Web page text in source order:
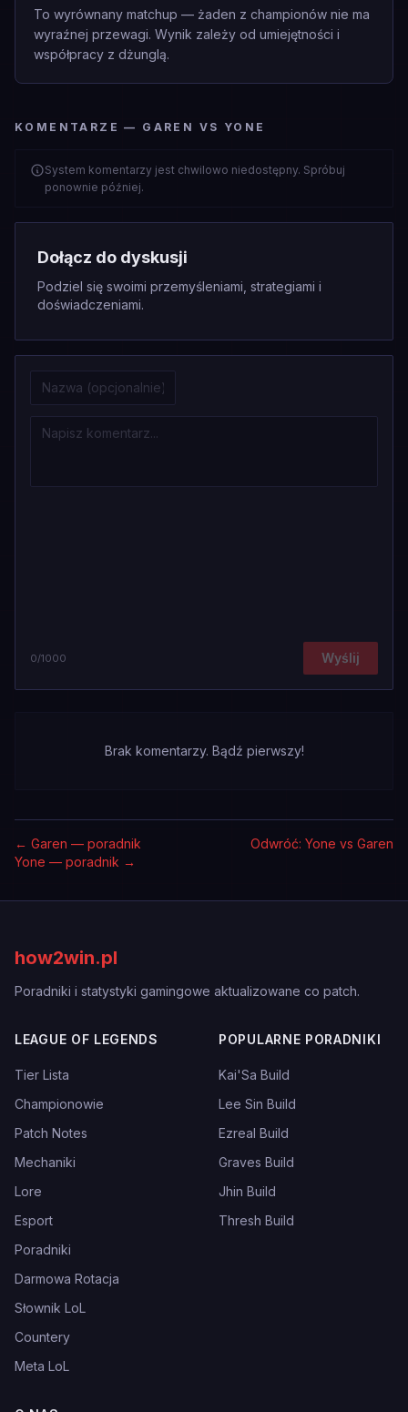
To wyrównany matchup — żaden z championów nie ma
wyraźnej przewagi. Wynik zależy od umiejętności i
współpracy z dżunglą.
KOMENTARZE — GAREN VS YONE
System komentarzy jest chwilowo niedostępny. Spróbuj
ponownie później.
Dołącz do dyskusji
Podziel się swoimi przemyśleniami, strategiami i
doświadczeniami.
0/1000 Wyślij
Brak komentarzy. Bądź pierwszy!
← Garen — poradnik
Odwróć: Yone vs Garen
Yone — poradnik →
how2win.pl
Poradniki i statystyki gamingowe aktualizowane co patch.
LEAGUE OF LEGENDS
Tier Lista
Championowie
Patch Notes
Mechaniki
Lore
Esport
Poradniki
Darmowa Rotacja
Słownik LoL
Countery
Meta LoL
POPULARNE PORADNIKI
Kai'Sa Build
Lee Sin Build
Ezreal Build
Graves Build
Jhin Build
Thresh Build